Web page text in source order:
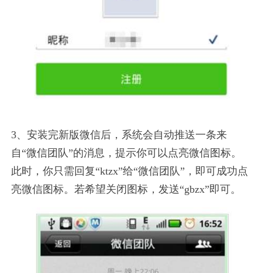
3、安装完新版微信后，系统会自动推送一条来
自“微信团队”的消息，提示你可以点亮微信图标。
此时，你只需回复“ktzx”给“微信团队”，即可成功点
亮微信图标。若希望关闭图标，发送“gbzx”即可。